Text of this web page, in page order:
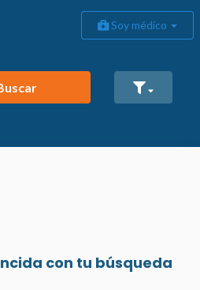
Soy médico
con tu búsqueda